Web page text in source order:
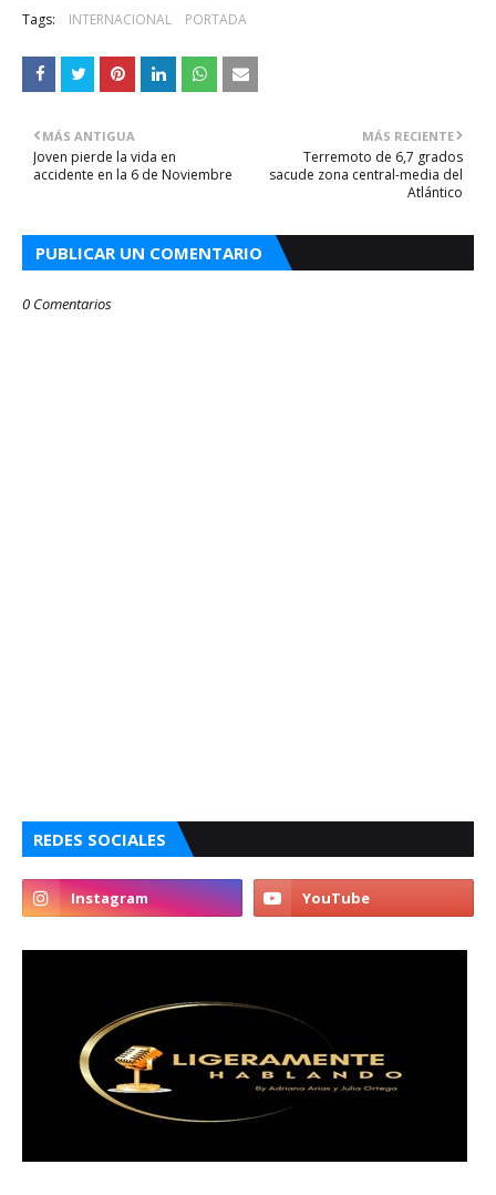
Tags: INTERNACIONAL PORTADA
MÁS RECIENTE
Terremoto de 6,7 grados
sacude zona central-media del
Atlántico
MÁS ANTIGUA
Joven pierde la vida en
accidente en la 6 de Noviembre
PUBLICAR UN COMENTARIO
0 Comentarios
REDES SOCIALES